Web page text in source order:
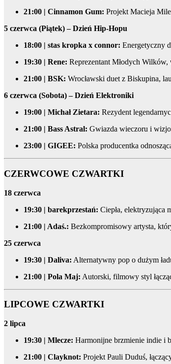
21:00 | Cinnamon Gum: Projekt Macieja
5 czerwca (Piątek) – Dzień Hip-Hopu
18:00 | stas kropka x connor: Energetyczny
19:30 | Rene: Reprezentant Młodych Wilków,
21:00 | BSK: Wrocławski duet z Biskupina,
6 czerwca (Sobota) – Dzień Elektroniki
19:00 | Michał Zietara: Rezydent
21:00 | Bass Astral: Gwiazda wieczoru i
23:00 | GIGEE: Polska producentka
CZERWCOWE CZWARTKI
18 czerwca
19:30 | barekprzestań: Ciepła, elektryzująca
21:00 | Adaś.: Bezkompromisowy artysta,
25 czerwca
19:30 | Daliva: Alternatywny pop o dużym
21:00 | Pola Maj: Autorski, filmowy styl
LIPCOWE CZWARTKI
2 lipca
19:30 | Mlecze: Harmonijne brzmienie indie i
21:00 | Clayknot: Projekt Pauli Duduś,